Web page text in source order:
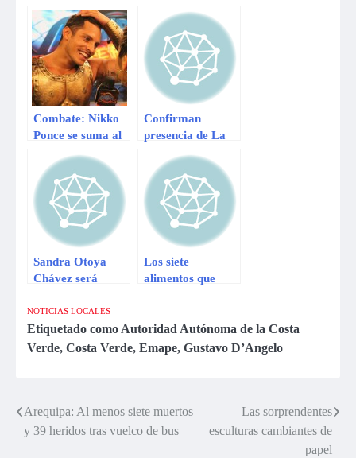
liberar animales
‘La revancha’
Combate: Nikko
Ponce se suma al
Confirman
presencia de La
peruana
Sandra Otoya
Chávez será
resistencia a la
autoridad
Los siete
alimentos que
NOTICIAS LOCALES
Etiquetado como Autoridad Autónoma de la Costa
Verde, Costa Verde, Emape, Gustavo D’Angelo
Navegación
de
Arequipa: Al menos siete muertos
y 39 heridos tras vuelco de bus
Las sorprendentes
esculturas cambiantes de
papel